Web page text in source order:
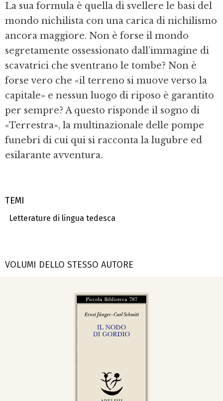
TEMI
Letterature di lingua tedesca
La sua formula è quella di svellere le basi del
mondo nichilista con una carica di nichilismo
ancora maggiore. Non è forse il mondo
segretamente ossessionato dall’immagine di
scavatrici che sventrano le tombe? Non è
forse vero che «il terreno si muove verso la
capitale» e nessun luogo di riposo è garantito
per sempre? A questo risponde il sogno di
«Terrestra», la multinazionale delle pompe
funebri di cui qui si racconta la lugubre ed
esilarante avventura.
VOLUMI DELLO STESSO AUTORE